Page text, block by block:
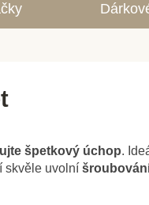
špetkový úchop.
skvěle uvolní